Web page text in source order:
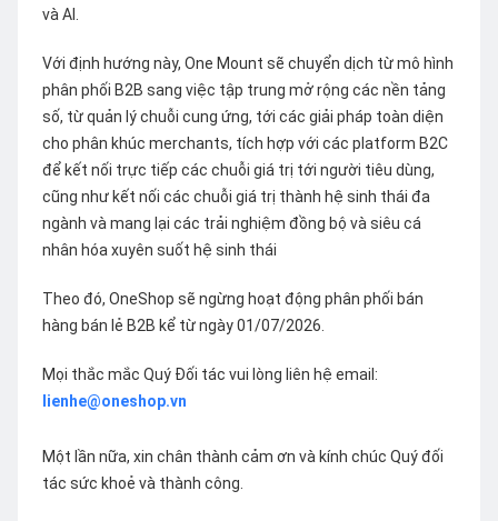
và AI.
Với định hướng này, One Mount sẽ chuyển dịch từ mô hình
phân phối B2B sang việc tập trung mở rộng các nền tảng
số, từ quản lý chuỗi cung ứng, tới các giải pháp toàn diện
cho phân khúc merchants, tích hợp với các platform B2C
để kết nối trực tiếp các chuỗi giá trị tới người tiêu dùng,
cũng như kết nối các chuỗi giá trị thành hệ sinh thái đa
ngành và mang lại các trải nghiệm đồng bộ và siêu cá
nhân hóa xuyên suốt hệ sinh thái
Theo đó, OneShop sẽ ngừng hoạt động phân phối bán
hàng bán lẻ B2B kể từ ngày 01/07/2026.
Mọi thắc mắc Quý Đối tác vui lòng liên hệ email:
lienhe@oneshop.vn
Một lần nữa, xin chân thành cảm ơn và kính chúc Quý đối
tác sức khoẻ và thành công.